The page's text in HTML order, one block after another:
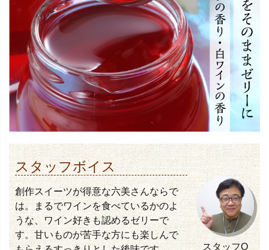
スタッフボイス
創作スイーツが得意な六美さんならで
は。まるでワインを食べているかのよ
うな、ワイン好きも認めるゼリーで
す。甘いものが苦手な方にも楽しんで
スタッフO